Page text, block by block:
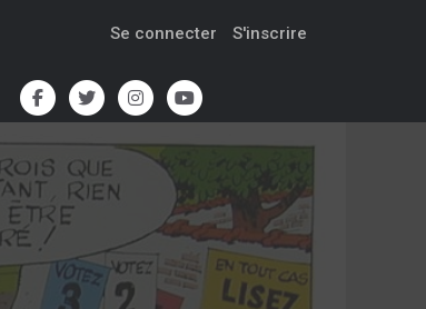
Se connecter S'inscrire